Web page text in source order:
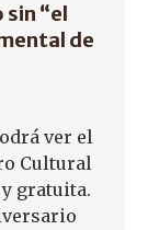
sin “el
de
ver el
Cultural
gratuita.